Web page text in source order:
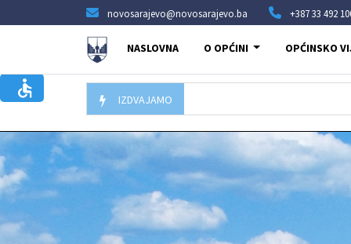
novosarajevo@novosarajevo.ba +387 33 492
NASLOVNA O OPĆINI OPĆINSKO
IZDVAJAMO